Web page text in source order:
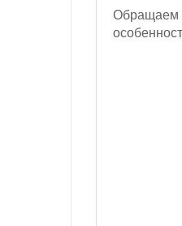
Обращаем